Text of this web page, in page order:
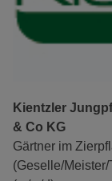
Kientzler
& Co KG
Gärtner im
(Geselle/